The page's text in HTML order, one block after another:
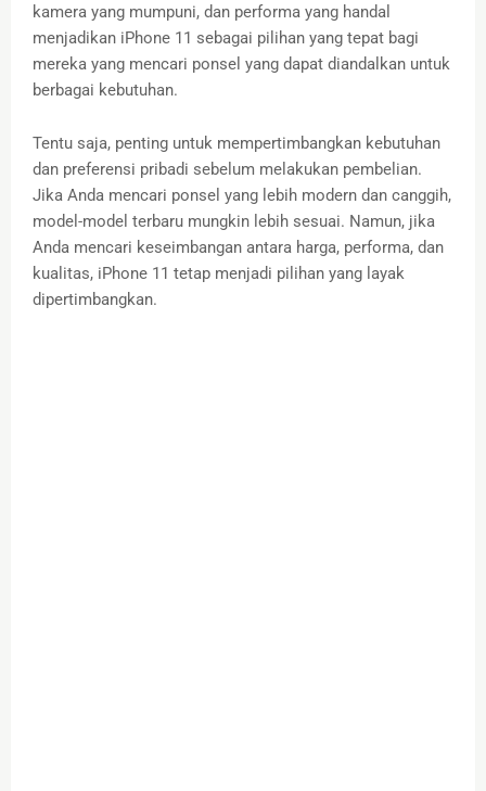
kamera yang mumpuni, dan performa yang handal
menjadikan iPhone 11 sebagai pilihan yang tepat bagi
mereka yang mencari ponsel yang dapat diandalkan untuk
berbagai kebutuhan.
Tentu saja, penting untuk mempertimbangkan kebutuhan
dan preferensi pribadi sebelum melakukan pembelian.
Jika Anda mencari ponsel yang lebih modern dan canggih,
model-model terbaru mungkin lebih sesuai. Namun, jika
Anda mencari keseimbangan antara harga, performa, dan
kualitas, iPhone 11 tetap menjadi pilihan yang layak
dipertimbangkan.